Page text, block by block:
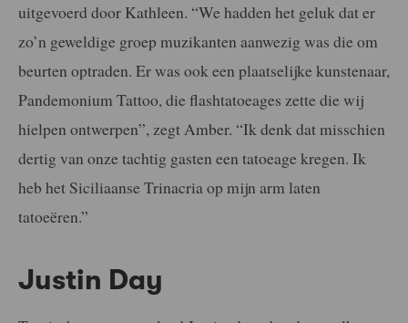
uitgevoerd door Kathleen. “We hadden het geluk dat er
zo’n geweldige groep muzikanten aanwezig was die om
beurten optraden. Er was ook een plaatselijke kunstenaar,
Pandemonium Tattoo, die flashtatoeages zette die wij
hielpen ontwerpen”, zegt Amber. “Ik denk dat misschien
dertig van onze tachtig gasten een tatoeage kregen. Ik
heb het Siciliaanse Trinacria op mijn arm laten
tatoeëren.”
Justin Day